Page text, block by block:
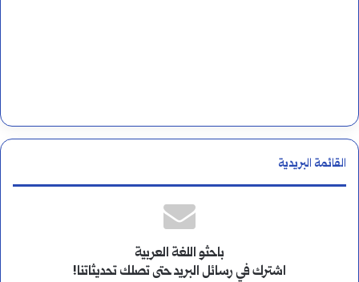
القائمة البريدية
باحثو اللغة العربية
اشترك في رسائل البريد حتى تصلك تحديثاتنا!